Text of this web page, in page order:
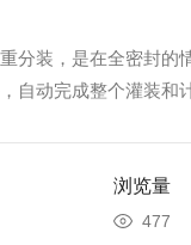
分装，是在全密封的
自动完成整个灌装和
浏览量
477